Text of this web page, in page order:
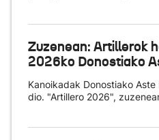
Zuzenean: Artillerok
2026ko Donostiako
Kanoikadak Donostiako
dio. "Artillero 2026",